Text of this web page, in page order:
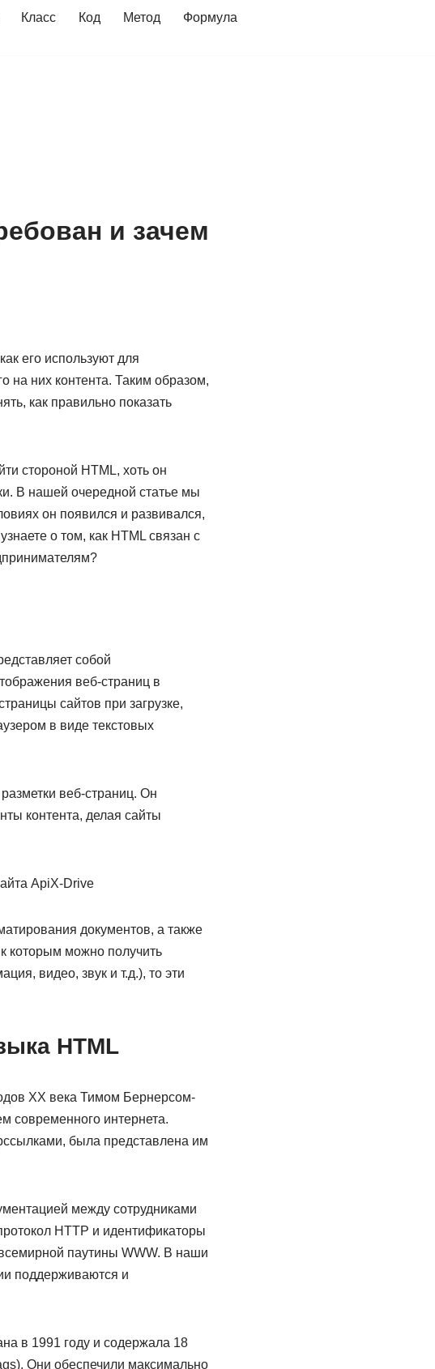
Класс Код Метод
Формула
и зачем
его используют для
на них контента. Таким образом,
как правильно показать
стороной HTML, хоть он
В нашей очередной статье мы
он появился и развивался,
о том, как HTML связан с
собой
веб-страниц в
сайтов при загрузке,
в виде текстовых
веб-страниц. Он
контента, делая сайты
документов, а также
которым можно получить
видео, звук и т.д.), то эти
HTML
ХХ века Тимом Бернерсом-
современного интернета.
была представлена им
между сотрудниками
HTTP и идентификаторы
паутины WWW. В наши
поддерживаются и
в 1991 году и содержала 18
Они обеспечили максимально